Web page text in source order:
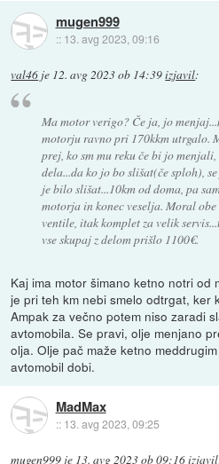
mugen999
:: 13. avg 2023, 09:16
val46 je 12. avg 2023 ob 14:39izjavil:
Ma motor verigo? Če ja, jo
motorju ravno pri 170kkm utrgalo.
prej, ko sm mu reku če bi jo
dela...da ko jo bo slišat(če sploh),
je bilo slišat...10km od doma, pa
motorja in konec veselja. Moral
ventile, itak komplet za velik
vse skupaj z delom prišlo 1100€.
Kaj ima motor šimano ketno notri od
je pri teh km nebi smelo odtrgat, ker
Ampak za večno potem niso zaradi
avtomobila. Se pravi, olje menjano
olja. Olje pač maže ketno
avtomobil dobi.
MadMax
:: 13. avg 2023, 09:25
mugen999 je 13. avg 2023 ob 09:16izjavil